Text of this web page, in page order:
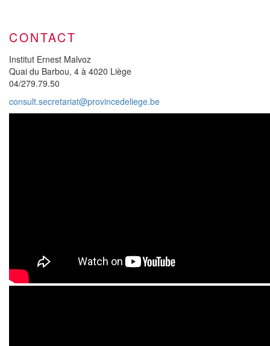
CONTACT
Institut Ernest Malvoz
Quai du Barbou, 4 à 4020 Liège
04/279.79.50
consult.secretariat@provincedeliege.be